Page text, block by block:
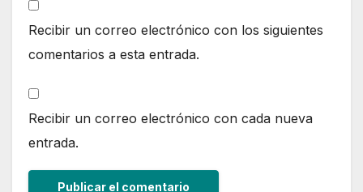
Recibir un correo electrónico con los siguientes
comentarios a esta entrada.
Recibir un correo electrónico con cada nueva
entrada.